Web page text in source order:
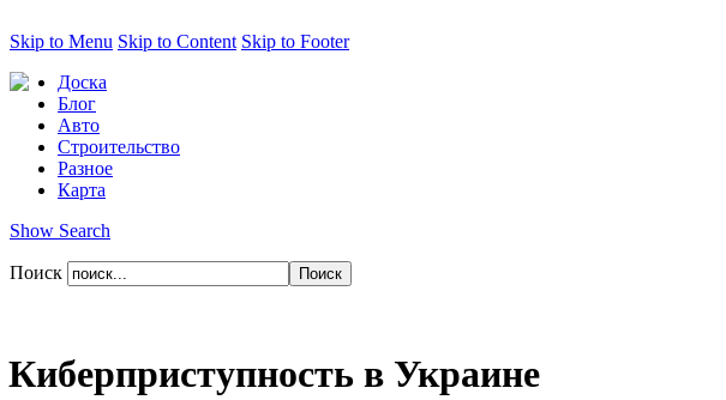
Skip to Menu Skip to Content Skip to Footer
Доска
Блог
Авто
Строительство
Разное
Карта
Show Search
Поиск
Киберприступность в Украине